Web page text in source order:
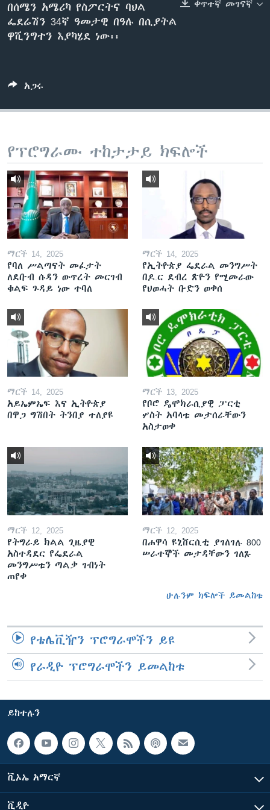
ቋንቋዎች
ቀጥተኛ መገናኛ
በሰሜን አሜሪካ የስፖርትና ባህል
ፌደሬሽን 34ኛ ዓመታዊ በዓሉ በሲያትል
ዋሺንግተን እያካሄደ ነው፡፡
አጋሩ
የፕሮግራሙ ተከታታይ ክፍሎች
ማርች 14, 2025
የባለ ሥልጣናት መፈታት
ለደቡብ ሱዳን ውጥረት መርገብ
ቁልፍ ጉዳይ ነው ተባለ
ማርች 14, 2025
የኢትዮጵያ ፌደራል መንግሥት
በዶ.ር ደብረ ጽዮን የሚመራው
የህወሓት ቡድን ወቀሰ
ማርች 14, 2025
አይኤምኤፍ እና ኢትዮጵያ
በዋጋ ግሽበት ትንበያ ተለያዩ
ማርች 13, 2025
የቦሮ ዴሞክራሲያዊ ፓርቲ
ሦስት አባላቱ መታሰራቸውን
አስታወቀ
ማርች 12, 2025
የትግራይ ክልል ጊዜያዊ
አስተዳደር የፌደራል
መንግሥቱን ጣልቃ ገብነት
ጠየቀ
ማርች 12, 2025
በሐዋሳ ዩኒቨርሲቲ ያገለገሉ 800
ሠራተኞች መታዳቸውን ገለጹ
ሁሉንም ክፍሎች ይመልከቱ
የቴሌቪዥን ፕሮግራሞችን ይዩ
የራዲዮ ፕሮግራሞችን ይመልከቱ
ይከተሉን
ቪኦኤ አማርኛ
ቪዲዮ